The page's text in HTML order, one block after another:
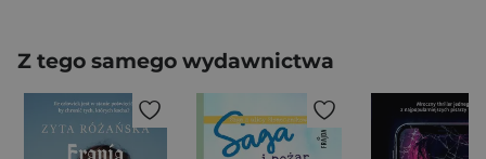
Z tego samego wydawnictwa